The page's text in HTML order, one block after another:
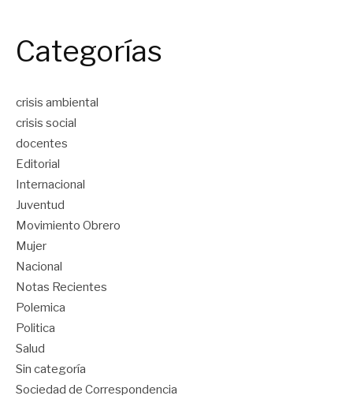
Categorías
crisis ambiental
crisis social
docentes
Editorial
Internacional
Juventud
Movimiento Obrero
Mujer
Nacional
Notas Recientes
Polemica
Politica
Salud
Sin categoría
Sociedad de Correspondencia